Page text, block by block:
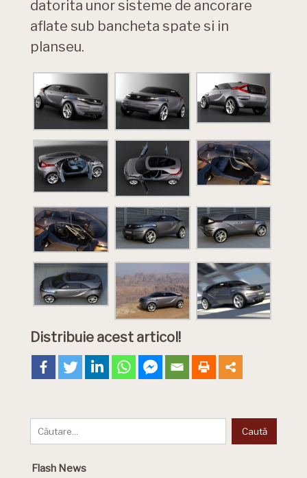
datorita unor sisteme de ancorare
aflate sub bancheta spate si in
planseu.
Distribuie acest articol!
Flash News